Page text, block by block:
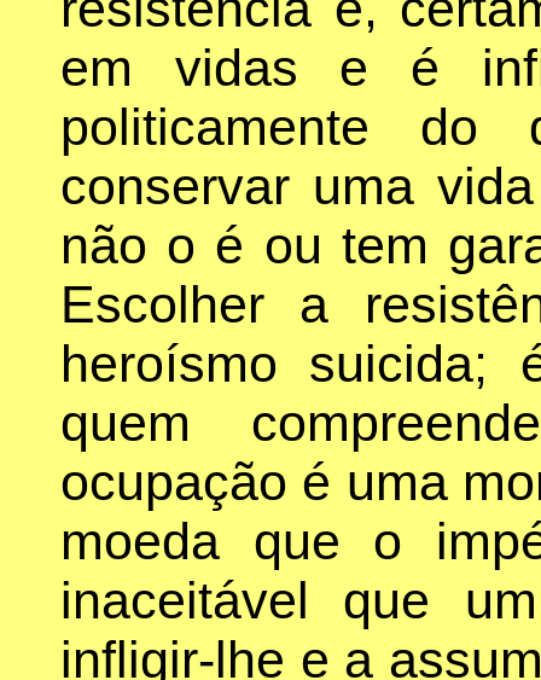
em vidas e é
politicamente do
conservar uma
não o é ou tem
Escolher a
heroísmo suicida;
quem
ocupação é uma
moeda que o
inaceitável que
infligir-lhe e a